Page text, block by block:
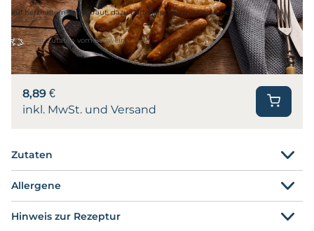
auf herzhaftem Sauerkraut, dazu Kartoffelpüree mit Röstzwiebeln
Mit Zutaten vom Schwein
8,89 €
inkl. MwSt. und Versand
Zutaten
Allergene
Hinweis zur Rezeptur